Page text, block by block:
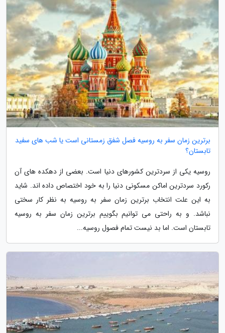
برترین زمان سفر به روسیه فصل شفق زمستانی است یا شب های سفید
تابستان؟
روسیه یکی از سردترین کشورهای دنیا است. بعضی از دهکده های آن
رکورد سردترین اماکن مسکونی دنیا را به خود اختصاص داده اند. شاید
به این علت انتخاب برترین زمان سفر به روسیه به نظر کار سختی
نباشد. و به راحتی می توانیم بگوییم برترین زمان سفر به روسیه
تابستان است. اما بد نیست تمام فصول روسیه...